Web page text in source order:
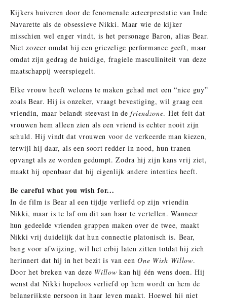
Kijkers huiveren door de fenomenale acteerprestatie van Inde
Navarette als de obsessieve Nikki. Maar wie de kijker
misschien wel enger vindt, is het personage Baron, alias Bear.
Niet zozeer omdat hij een griezelige performance geeft, maar
omdat zijn gedrag de huidige, fragiele masculiniteit van deze
maatschappij weerspiegelt.
Elke vrouw heeft weleens te maken gehad met een “nice guy”
zoals Bear. Hij is onzeker, vraagt bevestiging, wil graag een
vriendin, maar belandt steevast in defriendzone. Het feit dat
vrouwen hem alleen zien als een vriend is echter nooit zijn
schuld. Hij vindt dat vrouwen voor de verkeerde man kiezen,
terwijl hij daar, als een soort redder in nood, hun tranen
opvangt als ze worden gedumpt. Zodra hij zijn kans vrij ziet,
maakt hij openbaar dat hij eigenlijk andere intenties heeft.
Be careful what you wish for...
In de film is Bear al een tijdje verliefd op zijn vriendin
Nikki, maar is te laf om dit aan haar te vertellen. Wanneer
hun gedeelde vrienden grappen maken over de twee, maakt
Nikki vrij duidelijk dat hun connectie platonisch is. Bear,
bang voor afwijzing, wil het erbij laten zitten totdat hij zich
herinnert dat hij in het bezit is van eenOne Wish Willow.
Door het breken van deze Willow kan hij één wens doen. Hij
wenst dat Nikki hopeloos verliefd op hem wordt en hem de
belangrijkste persoon in haar leven maakt. Hoewel hij niet